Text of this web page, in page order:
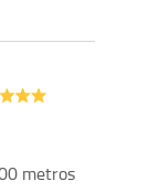
metros